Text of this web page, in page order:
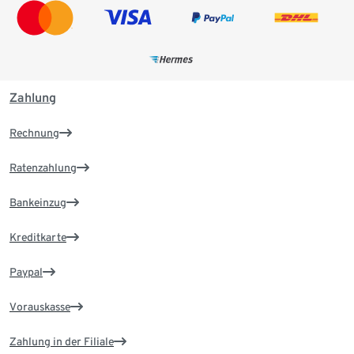
Zahlung
Rechnung
Ratenzahlung
Bankeinzug
Kreditkarte
Paypal
Vorauskasse
Zahlung in der Filiale